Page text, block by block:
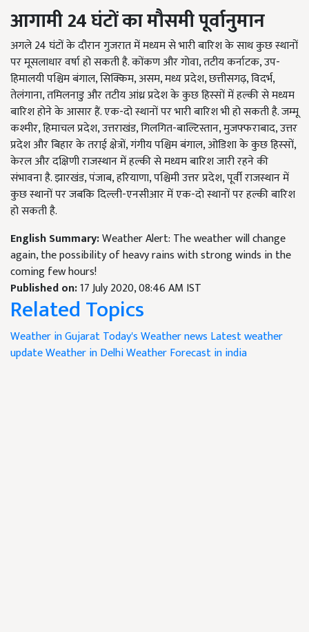
आगामी 24 घंटों का मौसमी पूर्वानुमान
अगले 24 घंटों के दौरान गुजरात में मध्यम से भारी बारिश के साथ कुछ स्थानों
पर मूसलाधार वर्षा हो सकती है. कोंकण और गोवा, तटीय कर्नाटक, उप-
हिमालयी पश्चिम बंगाल, सिक्किम, असम, मध्य प्रदेश, छत्तीसगढ़, विदर्भ,
तेलंगाना, तमिलनाडु और तटीय आंध्र प्रदेश के कुछ हिस्सों में हल्की से मध्यम
बारिश होने के आसार हैं. एक-दो स्थानों पर भारी बारिश भी हो सकती है. जम्मू
कश्मीर, हिमाचल प्रदेश, उत्तराखंड, गिलगित-बाल्टिस्तान, मुजफ्फराबाद, उत्तर
प्रदेश और बिहार के तराई क्षेत्रों, गंगीय पश्चिम बंगाल, ओडिशा के कुछ हिस्सों,
केरल और दक्षिणी राजस्थान में हल्की से मध्यम बारिश जारी रहने की
संभावना है. झारखंड, पंजाब, हरियाणा, पश्चिमी उत्तर प्रदेश, पूर्वी राजस्थान में
कुछ स्थानों पर जबकि दिल्ली-एनसीआर में एक-दो स्थानों पर हल्की बारिश
हो सकती है.
English Summary:Weather Alert: The weather will change
again, the possibility of heavy rains with strong winds in the
coming few hours!
Published on:17 July 2020, 08:46 AM IST
Related Topics
Weather in GujaratToday's Weather news Latest weather
updateWeather in DelhiWeather Forecast in india